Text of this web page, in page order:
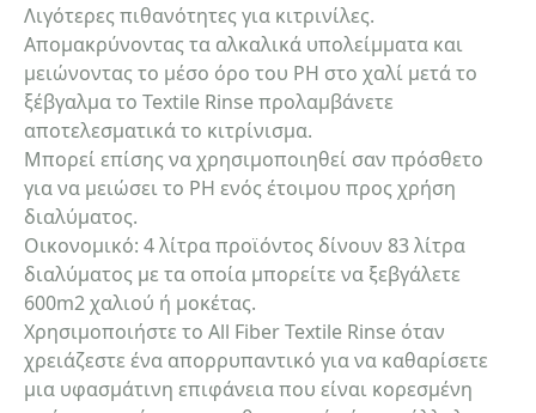
Όνομα
Τηλέφωνο
email
Λιγότερες πιθανότητες για κιτρινίλες.
Απομακρύνοντας τα αλκαλικά υπολείμματα και
μειώνοντας το μέσο όρο του PH στο χαλί μετά το
ξέβγαλμα το Textile Rinse προλαμβάνετε
αποτελεσματικά το κιτρίνισμα.
Μπορεί επίσης να χρησιμοποιηθεί σαν πρόσθετο
για να μειώσει το PH ενός έτοιμου προς χρήση
διαλύματος.
Οικονομικό: 4 λίτρα προϊόντος δίνουν 83 λίτρα
διαλύματος με τα οποία μπορείτε να ξεβγάλετε
600m2 χαλιού ή μοκέτας.
Χρησιμοποιήστε το All Fiber Textile Rinse όταν
χρειάζεστε ένα απορρυπαντικό για να καθαρίσετε
μια υφασμάτινη επιφάνεια που είναι κορεσμένη